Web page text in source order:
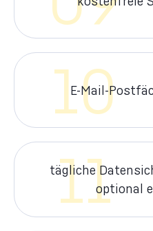
10
E-Mail-
11
tägliche
optional